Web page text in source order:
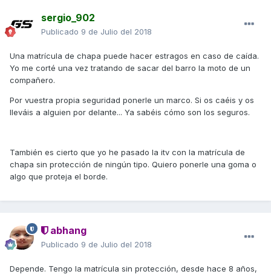
sergio_902
Publicado 9 de Julio del 2018
Una matrícula de chapa puede hacer estragos en caso de caída.
Yo me corté una vez tratando de sacar del barro la moto de un
compañero.
Por vuestra propia seguridad ponerle un marco. Si os caéis y os
lleváis a alguien por delante... Ya sabéis cómo son los seguros.
También es cierto que yo he pasado la itv con la matrícula de
chapa sin protección de ningún tipo. Quiero ponerle una goma o
algo que proteja el borde.
abhang
Publicado 9 de Julio del 2018
Depende. Tengo la matrícula sin protección, desde hace 8 años,